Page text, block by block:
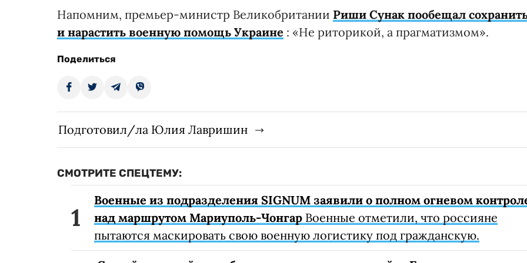
Напомним, премьер-министр Великобритании Риши Сунак пообещал
и нарастить военную помощь Украине : «Не риторикой, а прагматизмом».
Поделиться
Подготовил/ла Юлия Лавришин
СМОТРИТЕ СПЕЦТЕМУ:
Военные из подразделения SIGNUM заявили о полном огневом
над маршрутом Мариуполь-Чонгар Военные отметили, что россияне
пытаются маскировать свою военную логистику под гражданскую.